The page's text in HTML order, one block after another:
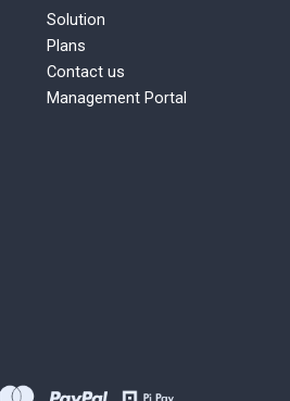
Solution
Plans
Contact us
Management Portal